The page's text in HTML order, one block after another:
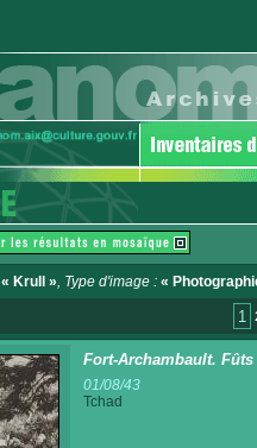
« Krull », Type d'image : «
1
Fort-Archambault. Fûts
01/08/43
Tchad